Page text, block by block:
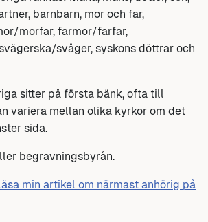
barnbarn, mor och far,
morfar, farmor/farfar,
svåger, syskons döttrar och
sitter på första bänk, ofta till
variera mellan olika kyrkor om det
sida.
begravningsbyrån.
min artikel om närmast anhörig på